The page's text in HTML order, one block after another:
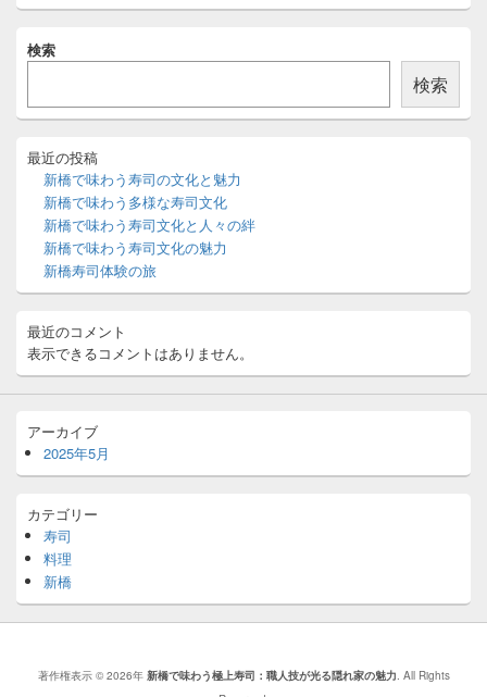
イ
イ
バ
ト
リ
ア
検索
検索
最近の投稿
新橋で味わう寿司の文化と魅力
新橋で味わう多様な寿司文化
新橋で味わう寿司文化と人々の絆
新橋で味わう寿司文化の魅力
新橋寿司体験の旅
最近のコメント
表示できるコメントはありません。
アーカイブ
2025年5月
カテゴリー
寿司
料理
新橋
著作権表示 © 2026年 新橋で味わう極上寿司：職人技が光る隠れ家の魅力. All Rights